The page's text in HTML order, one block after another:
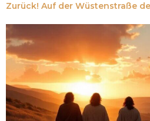
Zurück! Auf der Wüstenstraße